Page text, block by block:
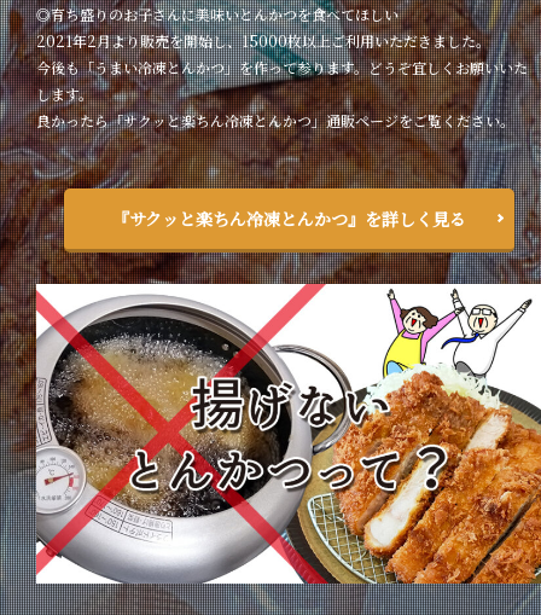
◎育ち盛りのお子さんに美味いとんかつを食べてほしい
2021年2月より販売を開始し、15000枚以上ご利用いただきました。
今後も「うまい冷凍とんかつ」を作って参ります。どうぞ宜しくお願いいた
します。
良かったら「サクッと楽ちん冷凍とんかつ」通販ページをご覧ください。
『サクッと楽ちん冷凍とんかつ』を詳しく見る